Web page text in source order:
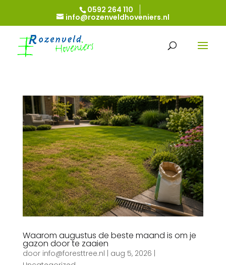
0592 264 110
info@rozenveldhoveniers.nl
Waarom augustus de beste maand is om je
gazon door te zaaien
door info@foresttree.nl | aug 5, 2026 |